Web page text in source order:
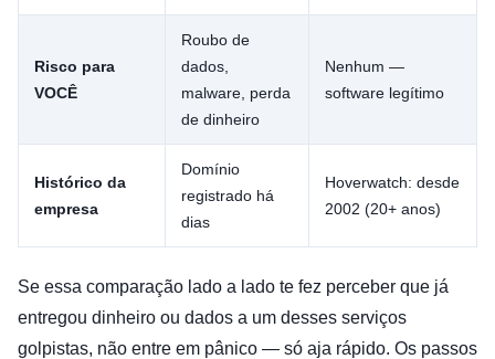
Risco para
VOCÊ
Roubo de
dados,
malware, perda
de dinheiro
Nenhum —
software legítimo
Histórico da
empresa
Domínio
registrado há
dias
Hoverwatch: desde
2002 (20+ anos)
Se essa comparação lado a lado te fez perceber que já
entregou dinheiro ou dados a um desses serviços
golpistas, não entre em pânico — só aja rápido. Os passos